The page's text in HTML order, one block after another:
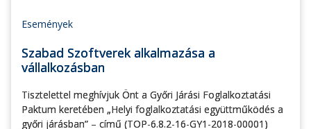
Események
Szabad Szoftverek alkalmazása a
vállalkozásban
Tisztelettel meghívjuk Önt a Győri Járási Foglalkoztatási
Paktum keretében „Helyi foglalkoztatási együttműködés a
győri járásban” – című (TOP-6.8.2-16-GY1-2018-00001)